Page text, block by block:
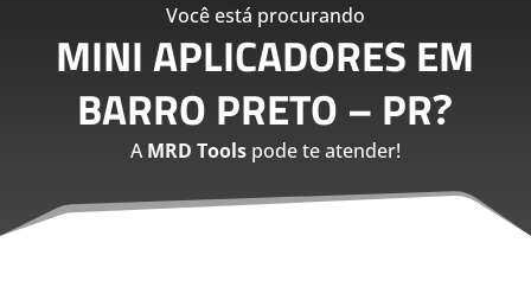
Você está procurando
MINI APLICADORES EM
BARRO PRETO – PR?
AMRD Toolspode te atender!